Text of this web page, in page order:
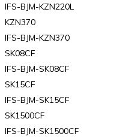
IFS-BJM-KZN220L
KZN370
IFS-BJM-KZN370
SK08CF
IFS-BJM-SK08CF
SK15CF
IFS-BJM-SK15CF
SK1500CF
IFS-BJM-SK1500CF